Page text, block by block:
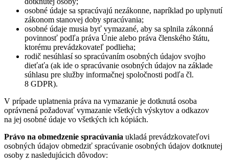
osobné údaje sa spracúvajú nezákonne, napríklad po uplynutí
zákonom stanovej doby spracúvania;
osobné údaje musia byť vymazané, aby sa splnila zákonná
povinnosť podľa práva Únie alebo práva členského štátu,
ktorému prevádzkovateľ podlieha;
rodič nesúhlasí so spracúvaním osobných údajov svojho
dieťaťa (ak ide o spracúvanie osobných údajov na základe
súhlasu pre služby informačnej spoločnosti podľa čl.
8 GDPR).
V prípade uplatnenia práva na vymazanie je dotknutá osoba
oprávnená požadovať vymazanie všetkých výskytov a odkazov
na jej osobné údaje vo všetkých ich kópiách.
Právo na obmedzenie spracúvania ukladá prevádzkovateľovi
osobných údajov obmedziť spracúvanie osobných údajov dotknutej
osoby z nasledujúcich dôvodov: